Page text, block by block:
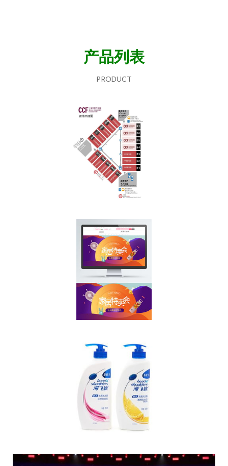
产品列表
PRODUCT